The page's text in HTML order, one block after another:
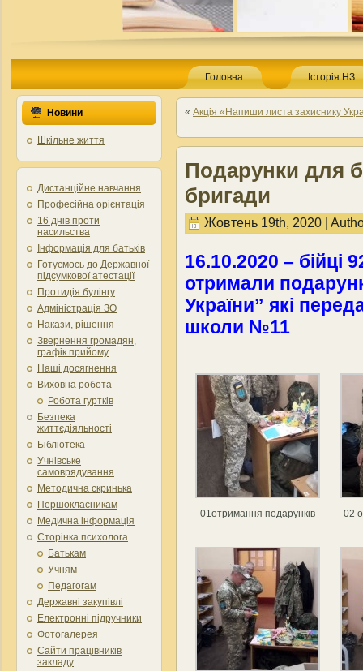
Головна Історія НЗ
Новини
Шкільне життя
Дистанційне навчання
Професійна орієнтація
16 днів проти
насильства
Інформація для батьків
Готуємось до Державної
підсумкової атестації
Протидія булінгу
Адміністрація ЗО
Накази, рішення
Звернення громадян,
графік прийому
Наші досягнення
Виховна робота
Робота гуртків
Безпека
життєдіяльності
Бібліотека
Учнівське
самоврядування
Методична скринька
Першокласникам
Медична інформація
Сторінка психолога
Батькам
Учням
Педагогам
Державні закупівлі
Електронні підручники
Фотогалерея
Сайти працівників
закладу
« Акція «Напиши листа захиснику
Подарунки для
бригади
Жовтень 19th, 2020 |
16.10.2020 – бійці
отримали
України” які
школи №11
01отримання подарунків 02